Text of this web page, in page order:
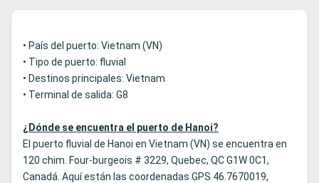
• País del puerto: Vietnam (VN)
• Tipo de puerto: fluvial
• Destinos principales: Vietnam
• Terminal de salida: G8
¿Dónde se encuentra el puerto de Hanoi?
El puerto fluvial de Hanoi en Vietnam (VN) se encuentra en
120 chim. Four-burgeois # 3229, Quebec, QC G1W 0C1,
Canadá. Aquí están las coordenadas GPS 46.7670019,